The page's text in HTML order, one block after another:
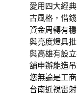
愛用四大經
古風格，借
資金周轉有
與亮度燈具
與高雄有設
舖申辦能造
您無論是工
台南近視雷射